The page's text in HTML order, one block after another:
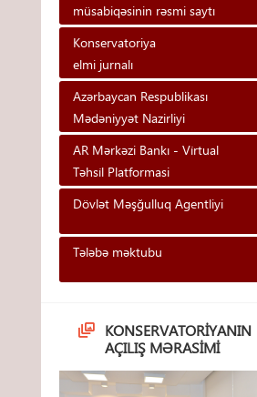
müsabiqəsinin rəsmi saytı
Konservatoriya
elmi jurnalı
Azərbaycan Respublikası
Mədəniyyət Nazirliyi
AR Mərkəzi Bankı - Vi̇rtual
Təhsi̇l Platformasi
Dövlət Məşğulluq Agentliyi
Tələbə məktubu
KONSERVATORIYANIN
AÇILIŞ MƏRASIMI